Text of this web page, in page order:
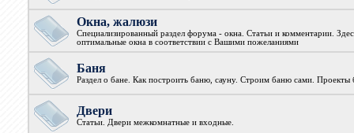
Окна, жалюзи
Специализированный раздел форума - окна. Статьи и комментарии.
оптимальные окна в соответствии с Вашими пожеланиями
Баня
Раздел о бане. Как построить баню, сауну. Строим баню сами. Проекты
Двери
Статьи. Двери межкомнатные и входные.